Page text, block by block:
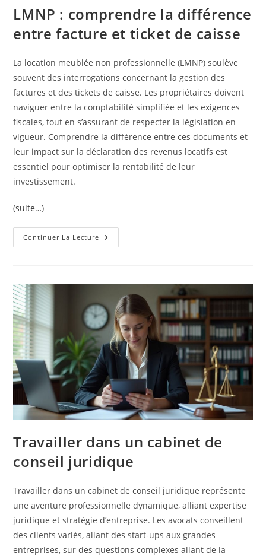
LMNP : comprendre la différence
entre facture et ticket de caisse
La location meublée non professionnelle (LMNP) soulève
souvent des interrogations concernant la gestion des
factures et des tickets de caisse. Les propriétaires doivent
naviguer entre la comptabilité simplifiée et les exigences
fiscales, tout en s’assurant de respecter la législation en
vigueur. Comprendre la différence entre ces documents et
leur impact sur la déclaration des revenus locatifs est
essentiel pour optimiser la rentabilité de leur
investissement.
(suite…)
Continuer La Lecture LMNP
:
Facture
Ticket
De
Caisse
Travailler dans un cabinet de
conseil juridique
Travailler dans un cabinet de conseil juridique représente
une aventure professionnelle dynamique, alliant expertise
juridique et stratégie d’entreprise. Les avocats conseillent
des clients variés, allant des start-ups aux grandes
entreprises, sur des questions complexes allant de la